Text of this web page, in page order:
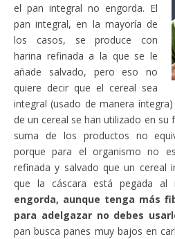
el pan integral no engorda. El
pan integral, en la mayoría de
los casos, se produce con
harina refinada a la que se le
añade salvado, pero eso no
quiere decir que el cereal sea
integral (usado de manera
de un cereal se han utilizado en su
suma de los productos no
porque para el organismo no
refinada y salvado que un cereal
que la cáscara está pegada al
engorda, aunque tenga más
para adelgazar no debes
pan busca panes muy bajos en